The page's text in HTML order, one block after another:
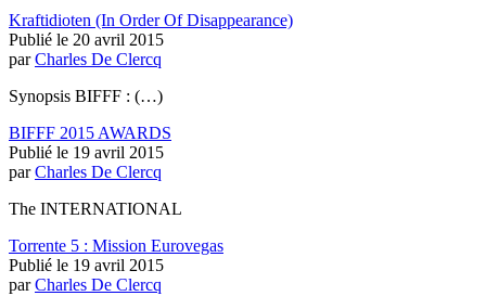
Kraftidioten (In Order Of Disappearance)
Publié le 20 avril 2015
parCharles De Clercq
Synopsis BIFFF : (…)
BIFFF 2015 AWARDS
Publié le 19 avril 2015
parCharles De Clercq
The INTERNATIONAL
Torrente 5 : Mission Eurovegas
Publié le 19 avril 2015
parCharles De Clercq